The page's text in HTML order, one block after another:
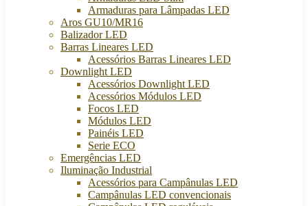
Armaduras para Lâmpadas LED
Aros GU10/MR16
Balizador LED
Barras Lineares LED
Acessórios Barras Lineares LED
Downlight LED
Acessórios Downlight LED
Acessórios Módulos LED
Focos LED
Módulos LED
Painéis LED
Serie ECO
Emergências LED
Iluminação Industrial
Acessórios para Campânulas LED
Campânulas LED convencionais